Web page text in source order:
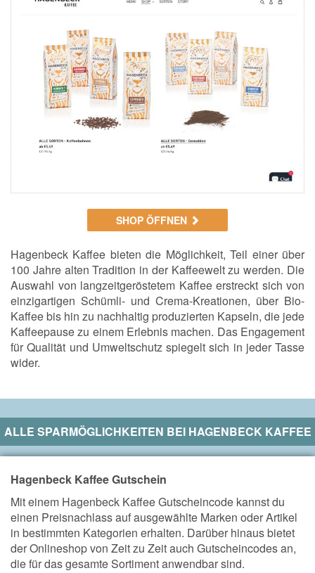
SHOP ÖFFNEN
Hagenbeck Kaffee bieten die Möglichkeit, Teil einer über
100 Jahre alten Tradition in der Kaffeewelt zu werden. Die
Auswahl von langzeitgeröstetem Kaffee erstreckt sich von
einzigartigen Schümli- und Crema-Kreationen, über Bio-
Kaffee bis hin zu nachhaltig produzierten Kapseln, die jede
Kaffeepause zu einem Erlebnis machen. Das Engagement
für Qualität und Umweltschutz spiegelt sich in jeder Tasse
wider.
ALLE SPARMÖGLICHKEITEN BEI HAGENBECK KAFFEE
Hagenbeck Kaffee Gutschein
Mit einem Hagenbeck Kaffee Gutscheincode kannst du
einen Preisnachlass auf ausgewählte Marken oder Artikel
in bestimmten Kategorien erhalten. Darüber hinaus bietet
der Onlineshop von Zeit zu Zeit auch Gutscheincodes an,
die für das gesamte Sortiment anwendbar sind.